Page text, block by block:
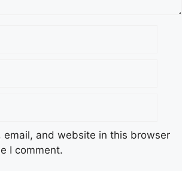
email, and website in this browser
I comment.